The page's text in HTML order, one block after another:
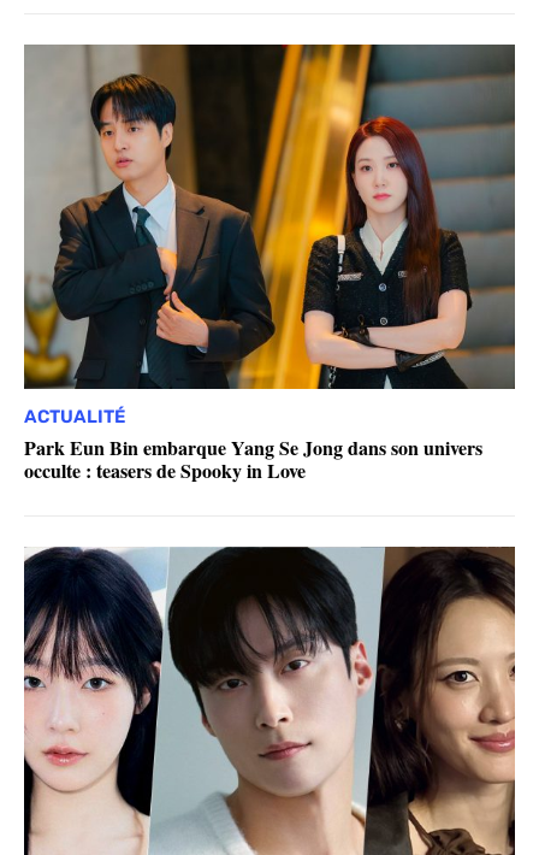
ACTUALITÉ
Park Eun Bin embarque Yang Se Jong dans son univers
occulte : teasers de Spooky in Love